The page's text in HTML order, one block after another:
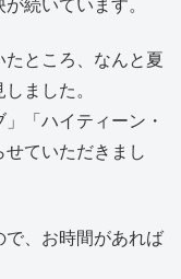
続いています。
ところ、なんと夏
ました。
「ハイティーン・
ていただきまし
で、お時間があれば